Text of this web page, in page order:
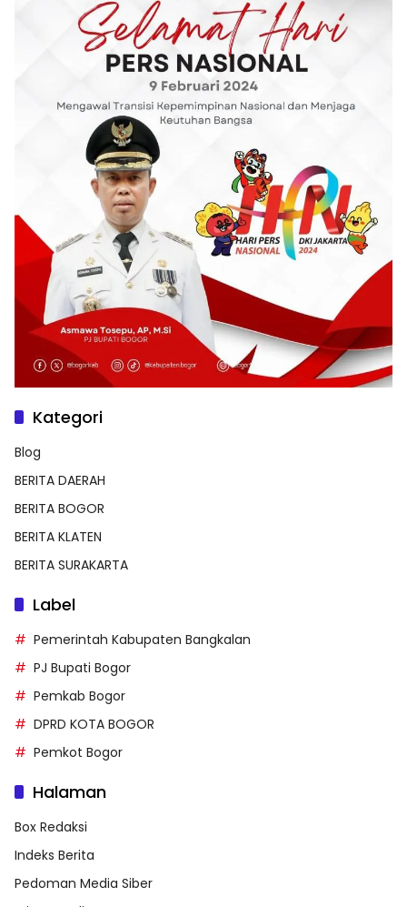
Kategori
Blog
BERITA DAERAH
BERITA BOGOR
BERITA KLATEN
BERITA SURAKARTA
Label
Pemerintah Kabupaten Bangkalan
PJ Bupati Bogor
Pemkab Bogor
DPRD KOTA BOGOR
Pemkot Bogor
Halaman
Box Redaksi
Indeks Berita
Pedoman Media Siber